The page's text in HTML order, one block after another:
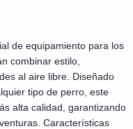
de equipamiento para los
combinar estilo,
al aire libre. Diseñado
tipo de perro, este
alta calidad, garantizando
Características